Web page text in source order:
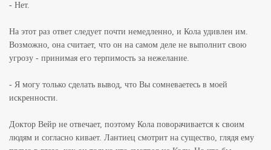
- Нет.
На этот раз ответ следует почти немедленно, и Кола удивлен им.
Возможно, она считает, что он на самом деле не выполнит свою
угрозу - принимая его терпимость за нежелание.
- Я могу только сделать вывод, что Вы сомневаетесь в моей
искренности.
Доктор Вейр не отвечает, поэтому Кола поворачивается к своим
людям и согласно кивает. Лантиец смотрит на существо, глядя ему